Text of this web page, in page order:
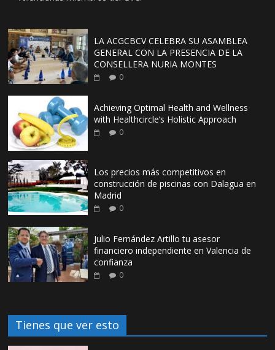
LA ACGCBCV CELEBRA SU ASAMBLEA
GENERAL CON LA PRESENCIA DE LA
CONSELLERA NURIA MONTES
0
Achieving Optimal Health and Wellness
with Healthcircle’s Holistic Approach
0
Los precios más competitivos en
construcción de piscinas con Dalagua en
Madrid
0
Julio Fernández Artillo tu asesor
financiero independiente en Valencia de
confianza
0
Tienes que ver esto